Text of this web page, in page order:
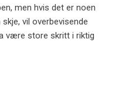
men hvis det er noen
vil overbevisende
være store skritt i riktig